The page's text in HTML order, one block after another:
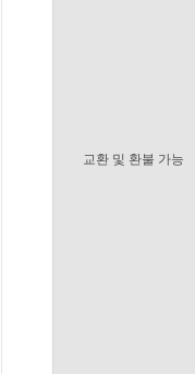
교환 및 환불 가능